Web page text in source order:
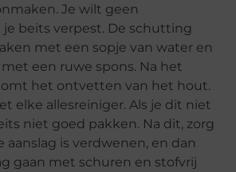
Je wilt geen
beits verpest. De schutting
met een sopje van water en
een ruwe spons. Na het
het ontvetten van het hout.
elke allesreiniger. Als je dit niet
niet goed pakken. Na dit, zorg
aanslag is verdwenen, en dan
gaan met schuren en stofvrij